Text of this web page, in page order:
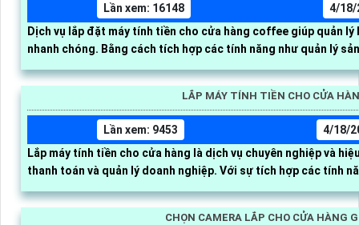
Lần xem: 16148
4/18/
Dịch vụ lắp đặt máy tính tiền cho cửa hàng coffee giúp quản lý
nhanh chóng. Bằng cách tích hợp các tính năng như quản
LẮP MÁY TÍNH TIỀN CHO CỬA
Lần xem: 9453
4/18/
Lắp máy tính tiền cho cửa hàng là dịch vụ chuyên nghiệp và
thanh toán và quản lý doanh nghiệp. Với sự
CHỌN CAMERA LẮP CHO CỬA HÀNG